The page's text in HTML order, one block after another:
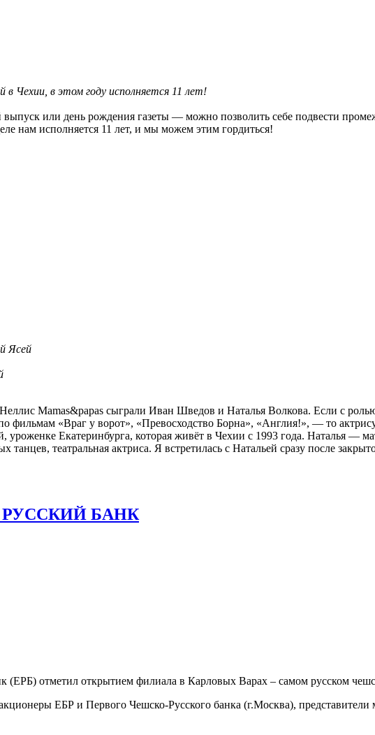
в Чехии, в этом году исполняется 11 лет!
или день рождения газеты — можно позволить себе подвести
нам исполняется 11 лет, и мы можем этим гордиться!
Ясей
Mamas&papas сыграли Иван Шведов и Наталья Волкова. Если с
фильмам «Враг у ворот», «Превосходство Борна», «Англия!», — то
Екатеринбурга, которая живёт в Чехии с 1993 года. Наталья —
театральная актриса. Я встретилась с Натальей сразу после
БАНК
(ЕРБ) отметил открытием филиала в Карловых Варах – самом русском
ЕБР и Первого Чешско-Русского банка (г.Москва),